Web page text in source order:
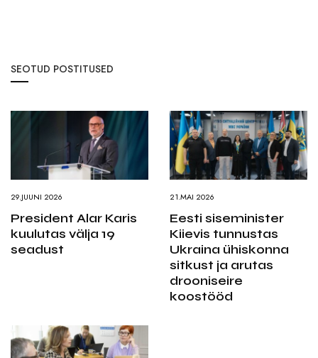
SEOTUD POSTITUSED
29.JUUNI 2026
President Alar Karis
kuulutas välja 19
seadust
21.MAI 2026
Eesti siseminister
Kiievis tunnustas
Ukraina ühiskonna
sitkust ja arutas
drooniseire
koostööd